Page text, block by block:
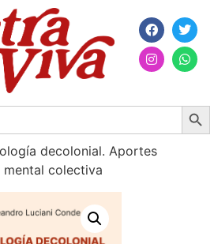
decolonial. Aportes
colectiva